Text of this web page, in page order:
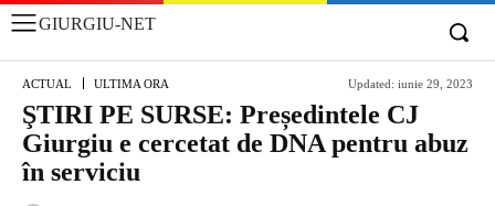
GIURGIU-NET
ACTUAL ULTIMA ORA Updated: iunie 29, 2023
ŞTIRI PE SURSE: Președintele CJ
Giurgiu e cercetat de DNA pentru abuz
în serviciu